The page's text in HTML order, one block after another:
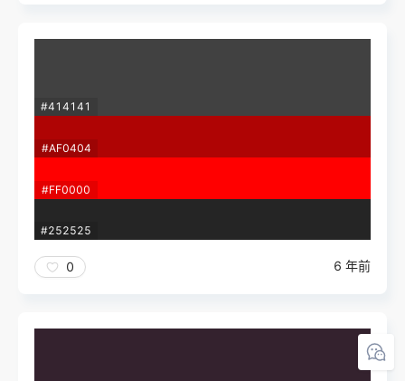
#414141
#AF0404
#FF0000
#252525
0 6 年前